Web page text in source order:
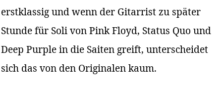
erstklassig und wenn der Gitarrist zu später
Stunde für Soli von Pink Floyd, Status Quo und
Deep Purple in die Saiten greift, unterscheidet
sich das von den Originalen kaum.